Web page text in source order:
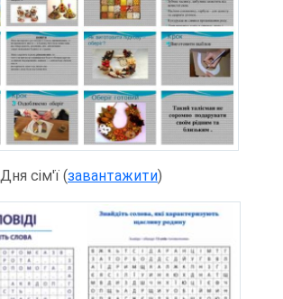
сім'ї (завантажити)